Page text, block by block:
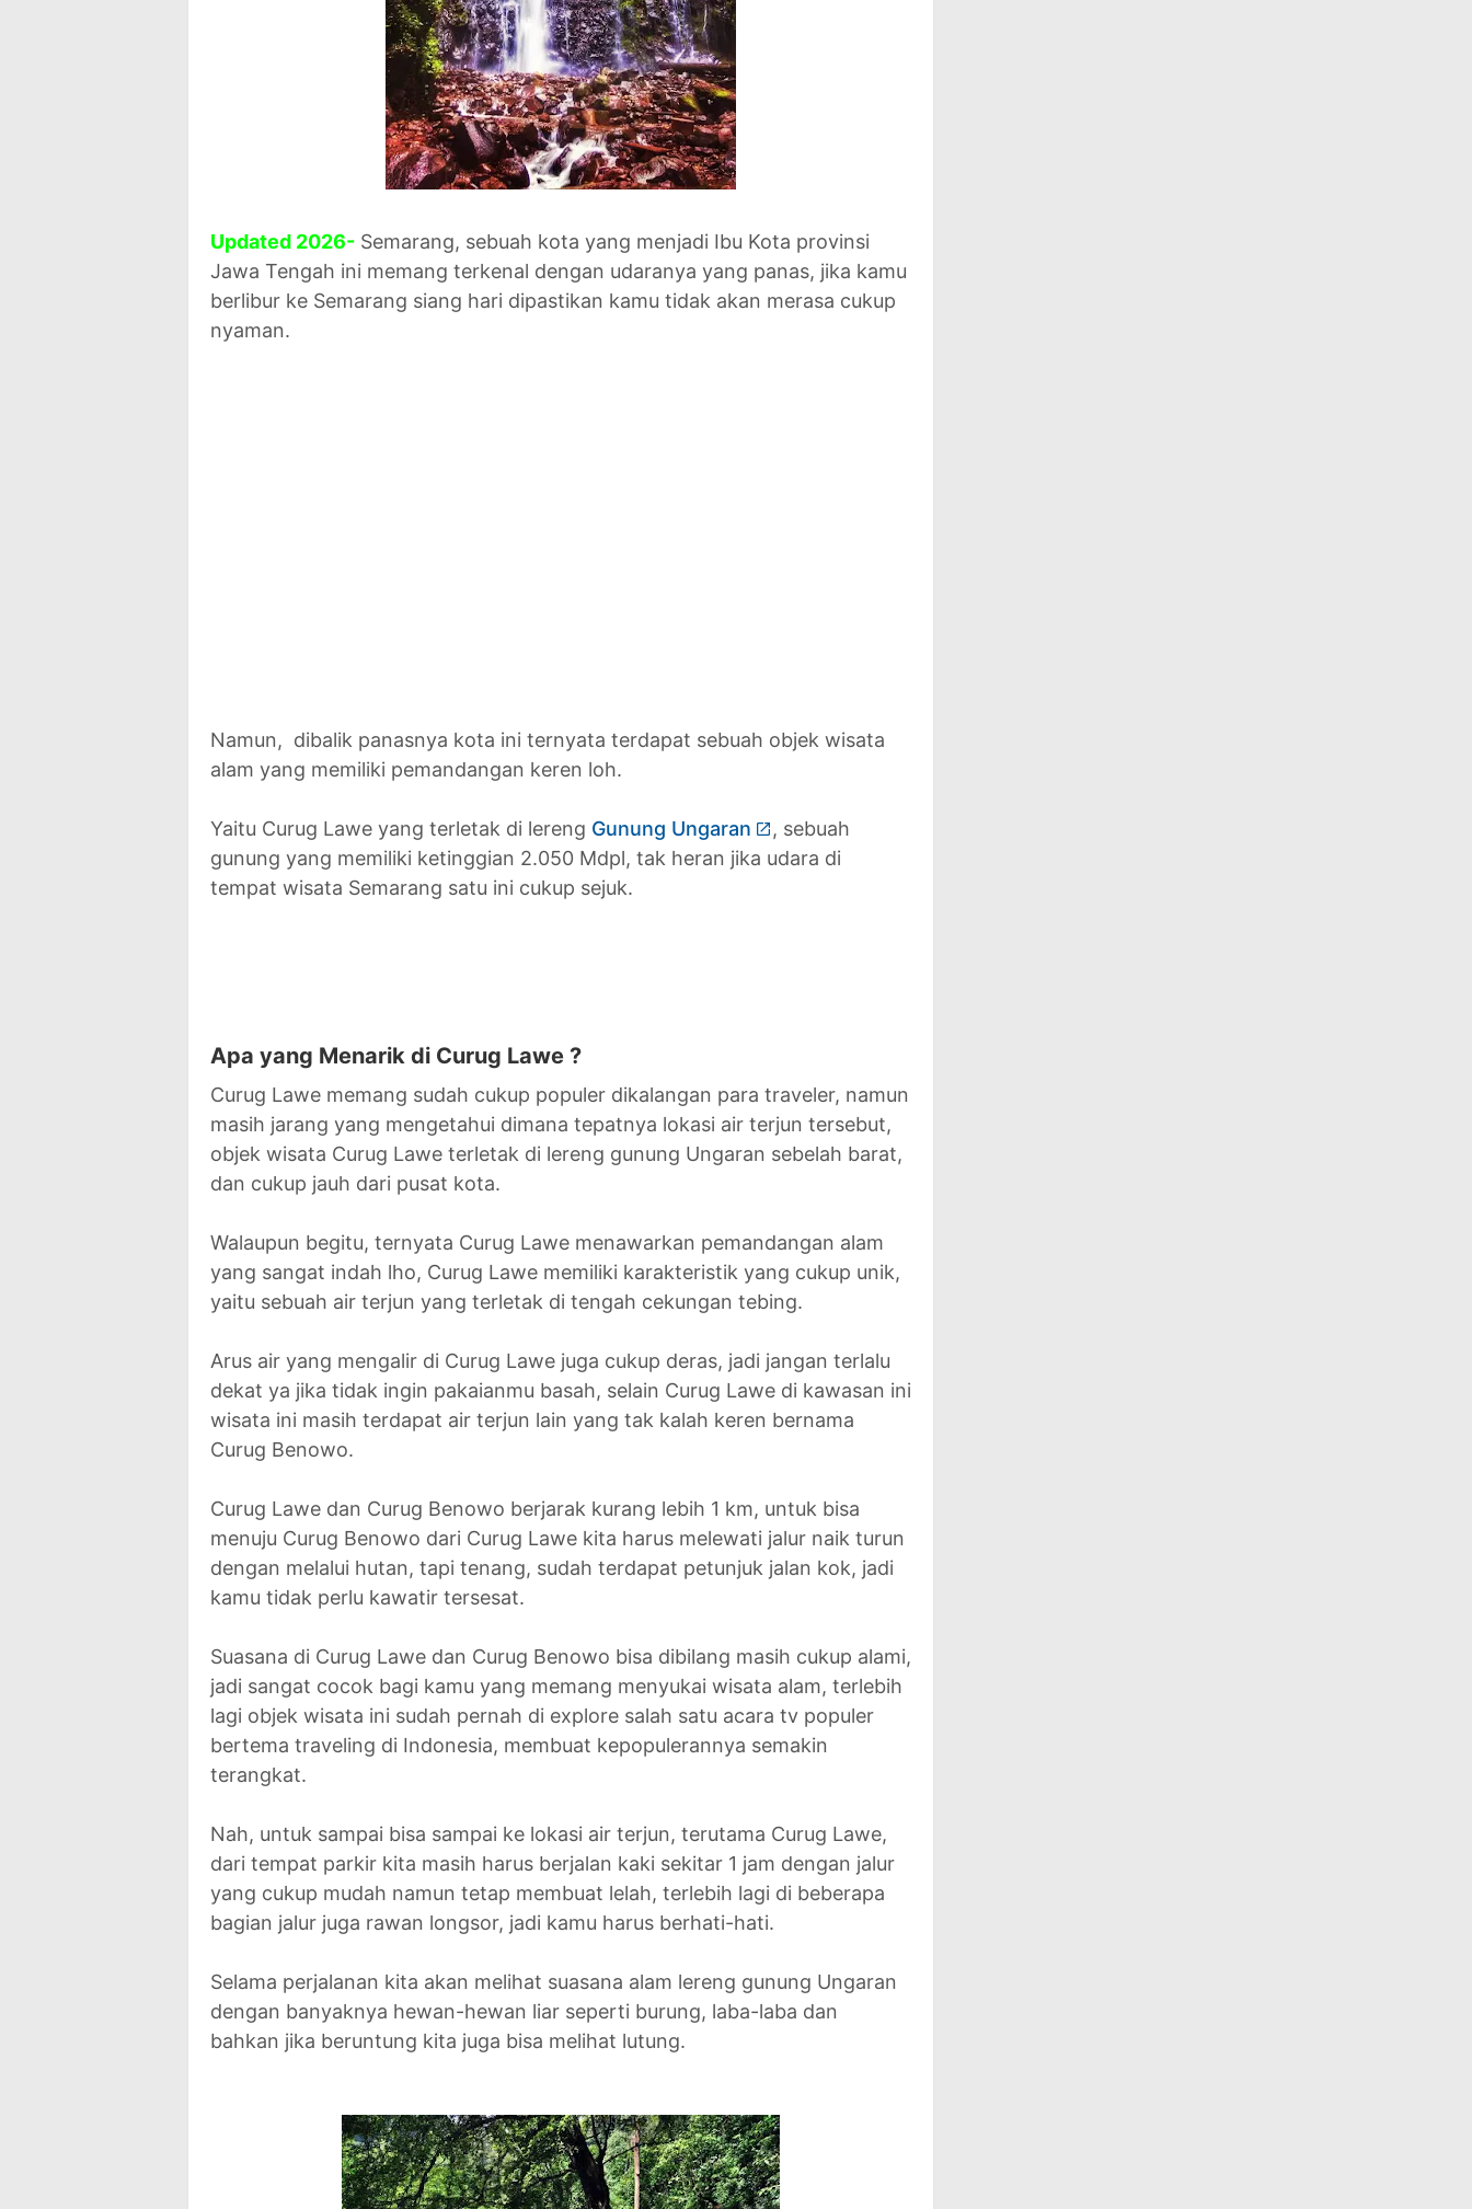
Updated 2026- Semarang, sebuah kota yang menjadi Ibu Kota provinsi
Jawa Tengah ini memang terkenal dengan udaranya yang panas, jika kamu
berlibur ke Semarang siang hari dipastikan kamu tidak akan merasa cukup
nyaman.
Namun, dibalik panasnya kota ini ternyata terdapat sebuah objek wisata
alam yang memiliki pemandangan keren loh.
Yaitu Curug Lawe yang terletak di lereng Gunung Ungaran
, sebuah
gunung yang memiliki ketinggian 2.050 Mdpl, tak heran jika udara di
tempat wisata Semarang satu ini cukup sejuk.
Apa yang Menarik di Curug Lawe ?
Curug Lawe memang sudah cukup populer dikalangan para traveler, namun
masih jarang yang mengetahui dimana tepatnya lokasi air terjun tersebut,
objek wisata Curug Lawe terletak di lereng gunung Ungaran sebelah barat,
dan cukup jauh dari pusat kota.
Walaupun begitu, ternyata Curug Lawe menawarkan pemandangan alam
yang sangat indah lho, Curug Lawe memiliki karakteristik yang cukup unik,
yaitu sebuah air terjun yang terletak di tengah cekungan tebing.
Arus air yang mengalir di Curug Lawe juga cukup deras, jadi jangan terlalu
dekat ya jika tidak ingin pakaianmu basah, selain Curug Lawe di kawasan ini
wisata ini masih terdapat air terjun lain yang tak kalah keren bernama
Curug Benowo.
Curug Lawe dan Curug Benowo berjarak kurang lebih 1 km, untuk bisa
menuju Curug Benowo dari Curug Lawe kita harus melewati jalur naik turun
dengan melalui hutan, tapi tenang, sudah terdapat petunjuk jalan kok, jadi
kamu tidak perlu kawatir tersesat.
Suasana di Curug Lawe dan Curug Benowo bisa dibilang masih cukup alami,
jadi sangat cocok bagi kamu yang memang menyukai wisata alam, terlebih
lagi objek wisata ini sudah pernah di explore salah satu acara tv populer
bertema traveling di Indonesia, membuat kepopulerannya semakin
terangkat.
Nah, untuk sampai bisa sampai ke lokasi air terjun, terutama Curug Lawe,
dari tempat parkir kita masih harus berjalan kaki sekitar 1 jam dengan jalur
yang cukup mudah namun tetap membuat lelah, terlebih lagi di beberapa
bagian jalur juga rawan longsor, jadi kamu harus berhati-hati.
Selama perjalanan kita akan melihat suasana alam lereng gunung Ungaran
dengan banyaknya hewan-hewan liar seperti burung, laba-laba dan
bahkan jika beruntung kita juga bisa melihat lutung.